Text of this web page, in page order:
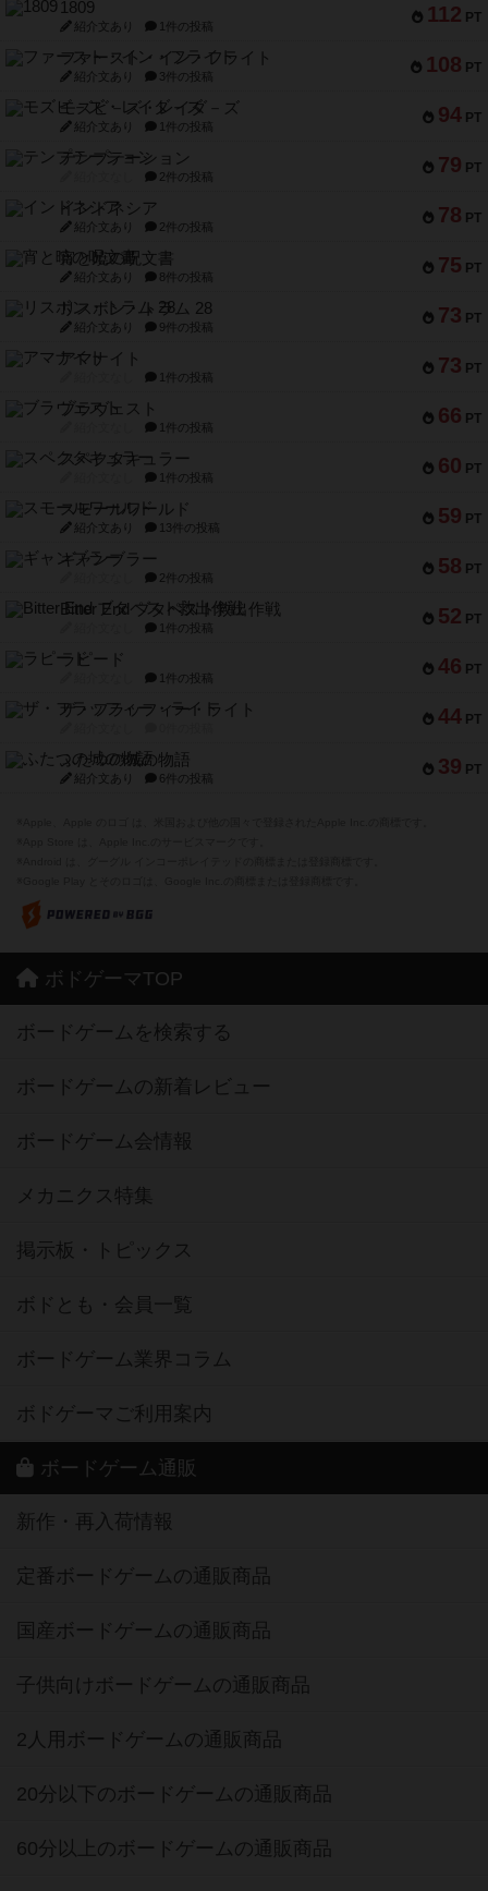
112 PT
1809
紹介文あり 1件の投稿
108 PT
ファースト・イン・フライト
紹介文あり 3件の投稿
94 PT
モズビ－ズ・レイダ－ズ
紹介文あり 1件の投稿
79 PT
テンプテーション
2件の投稿
78 PT
インドネシア
紹介文あり 2件の投稿
75 PT
宵と暁の呪文書
紹介文あり 8件の投稿
73 PT
リスボン・トラム 28
紹介文あり 9件の投稿
73 PT
アマナイト
1件の投稿
66 PT
ブラヴェスト
1件の投稿
60 PT
スペクタキュラー
1件の投稿
59 PT
スモールワールド
紹介文あり 13件の投稿
58 PT
ギャンブラー
2件の投稿
52 PT
Bitter End ブタペスト救出作戦
1件の投稿
46 PT
ラピード
1件の投稿
44 PT
ザ・フラッフィー・ライト
39 PT
ふたつの城の物語
紹介文あり 6件の投稿
ボドゲーマTOP
ボードゲームを検索する
ボードゲームの新着レビュー
ボードゲーム会情報
メカニクス特集
掲示板・トピックス
ボドとも・会員一覧
ボードゲーム業界コラム
ボドゲーマご利用案内
ボードゲーム通販
新作・再入荷情報
定番ボードゲームの通販商品
国産ボードゲームの通販商品
子供向けボードゲームの通販商品
2人用ボードゲームの通販商品
20分以下のボードゲームの通販商品
60分以上のボードゲームの通販商品